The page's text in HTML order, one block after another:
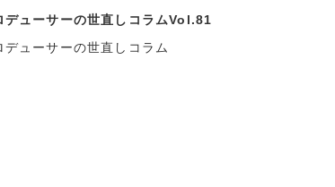
デューサーの世直しコラムVol.81
デューサーの世直しコラム